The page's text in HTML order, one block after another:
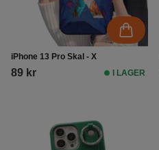
iPhone 13 Pro Skal - X
89 kr I LAGER